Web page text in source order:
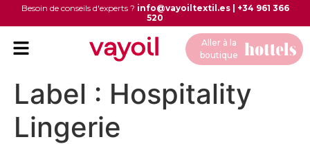
Besoin de conseils d'experts ? info@vayoiltextil.es| +34 961 366
520
Aller à la
boutique
Label : Hospitality
Lingerie